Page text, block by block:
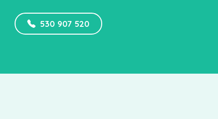
530 907 520